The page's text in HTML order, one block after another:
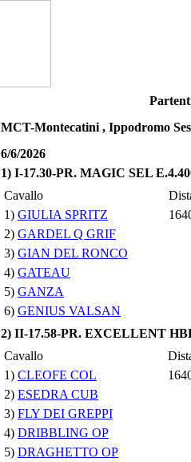
MCT-Montecatini , Ippodromo
6/6/2026
1) I-17.30-PR. MAGIC SEL
Cavallo
1) GIULIA SPRITZ
2) GARDEL Q GRIF
3) GIAN DEL RONCO
4) GATEAU
5) GANZA
6) GENIUS VALSAN
2) II-17.58-PR. EXCELLENT
Cavallo
1) CLEOFE COL
2) ESEDRA CUB
3) FLY DEI GREPPI
4) DRIBBLING OP
5) DRAGHETTO OP